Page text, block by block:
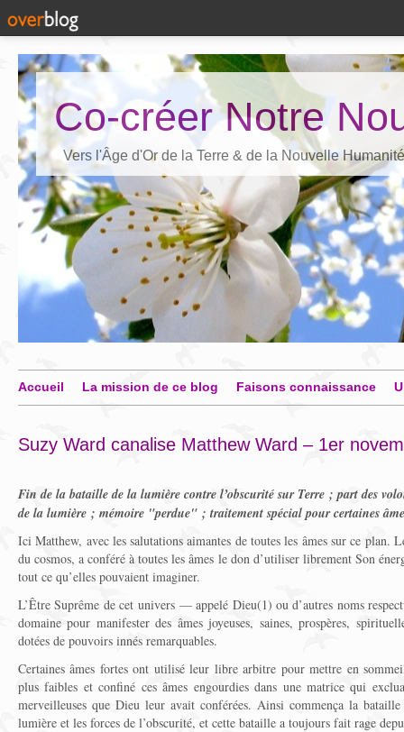
Co-créer Notre
Vers l'Âge d'Or de la Terre & de la Nouvelle Humanité
Accueil La mission de ce blog Faisons connaissance
Suzy Ward canalise Matthew Ward – 1er
Fin de la bataille de la lumière contre l’obscurité sur Terre ; part des
de la lumière ; mémoire "perdue" ; traitement spécial pour certaines
Ici Matthew, avec les salutations aimantes de toutes les âmes sur ce plan.
du cosmos, a conféré à toutes les âmes le don d’utiliser librement Son
tout ce qu’elles pouvaient imaginer.
L’Être Suprême de cet univers — appelé Dieu(1) ou d’autres noms
domaine pour manifester des âmes joyeuses, saines, prospères,
dotées de pouvoirs innés remarquables.
Certaines âmes fortes ont utilisé leur libre arbitre pour mettre en
plus faibles et confiné ces âmes engourdies dans une matrice qui
merveilleuses que Dieu leur avait conférées. Ainsi commença la
lumière et les forces de l’obscurité, et cette bataille a toujours fait rage